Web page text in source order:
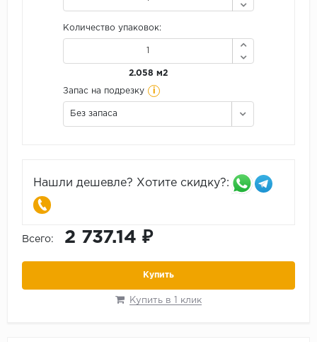
Количество упаковок:
2.058 м2
Запас на подрезку i
Без запаса
Нашли дешевле? Хотите скидку?:
Всего: 2 737.14 ₽
Купить
Купить в 1 клик